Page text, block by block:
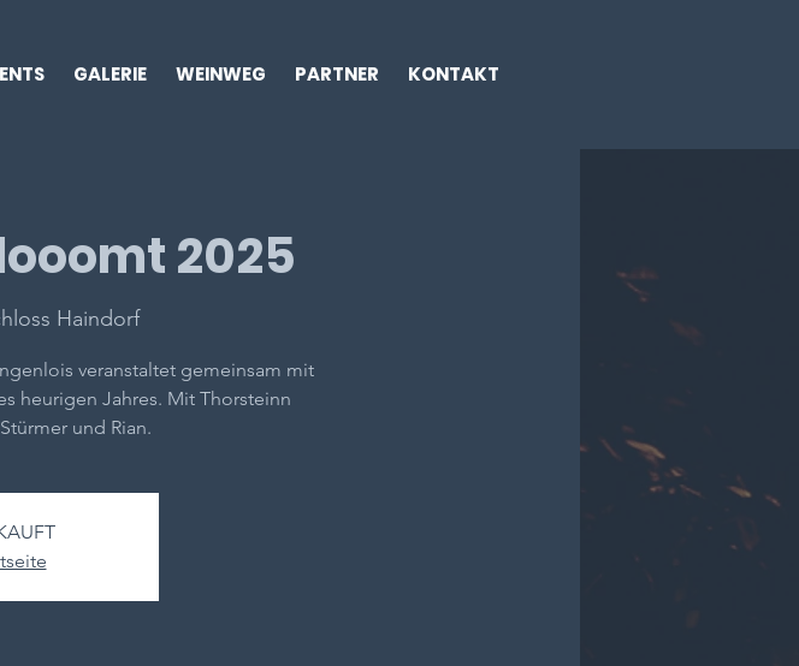
GALERIE WEINWEG PARTNER KONTAKT
2025
Haindorf
veranstaltet gemeinsam mit
heurigen Jahres. Mit Thorsteinn
und Rian.